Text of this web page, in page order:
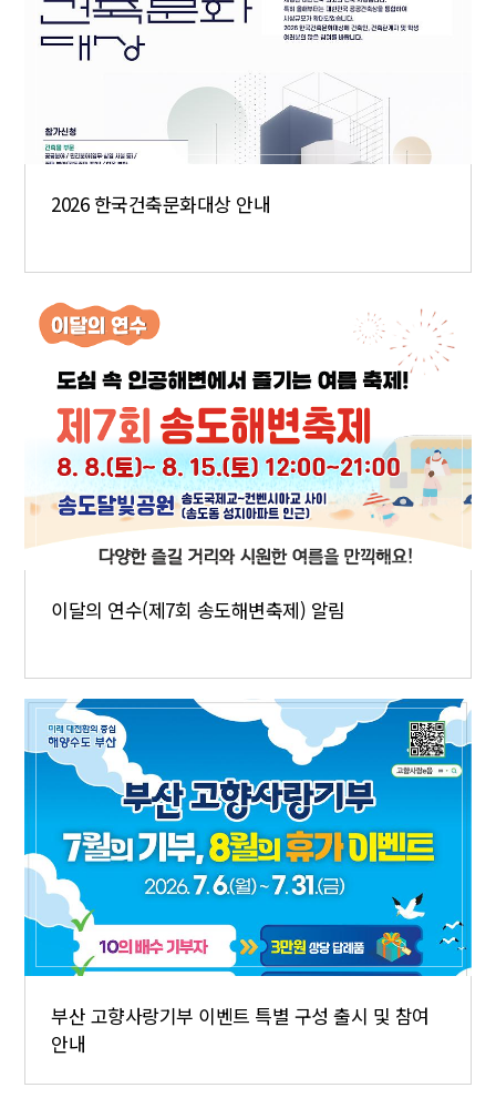
2026 한국건축문화대상 안내
이달의 연수(제7회 송도해변축제) 알림
부산 고향사랑기부 이벤트 특별 구성 출시 및 참여
안내